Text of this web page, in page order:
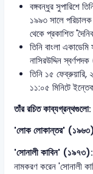
বঙ্গবন্ধুর সুপারিশে
১৯৯৩ সালে
থেকে প্রকাশিত
তিনি বাংলা
নাসিরউদ্দিন
তিনি ১৫ ফেব্রুয়ারি,
১১:০৫ মিনিটে
তাঁর রচিত কাব্যগ্রন্থগুলো:
'লোক লোকান্তর'
'সোনালী কাবিন'
নামকরণ করেন 'সোনালী